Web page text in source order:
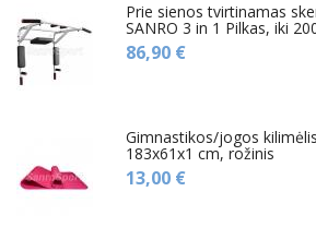
Prie sienos tvirtinamas
SANRO 3 in 1 Pilkas, iki
86,90 €
Gimnastikos/jogos
183x61x1 cm, rožinis
13,00 €